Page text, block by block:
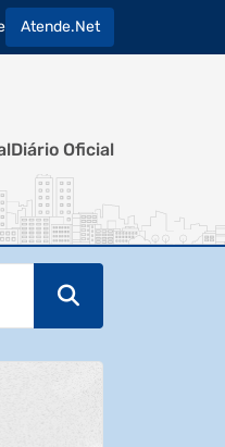
Atende.Net
Diário Oficial